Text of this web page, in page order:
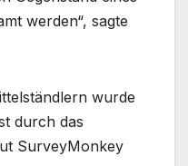
werden“, sagte
wurde
durch das
SurveyMonkey